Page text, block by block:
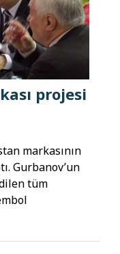
projesi
markasının
Gurbanov’un
tüm